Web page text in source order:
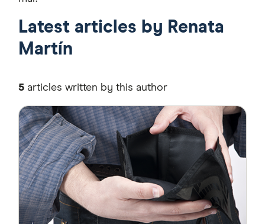
Latest articles by Renata
Martín
5 articles written by this author